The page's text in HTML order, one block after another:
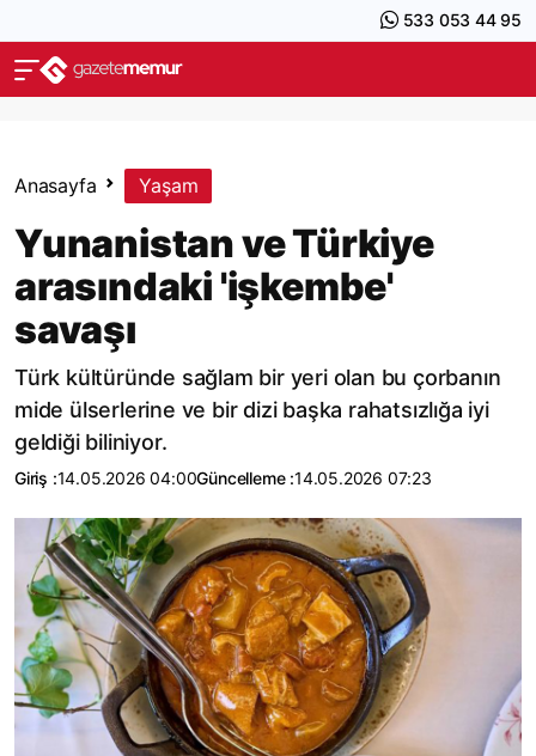
533 053 44 95
Anasayfa Yaşam
Yunanistan ve Türkiye
arasındaki 'işkembe'
savaşı
Türk kültüründe sağlam bir yeri olan bu çorbanın
mide ülserlerine ve bir dizi başka rahatsızlığa iyi
geldiği biliniyor.
Giriş :14.05.2026 04:00Güncelleme :14.05.2026 07:23